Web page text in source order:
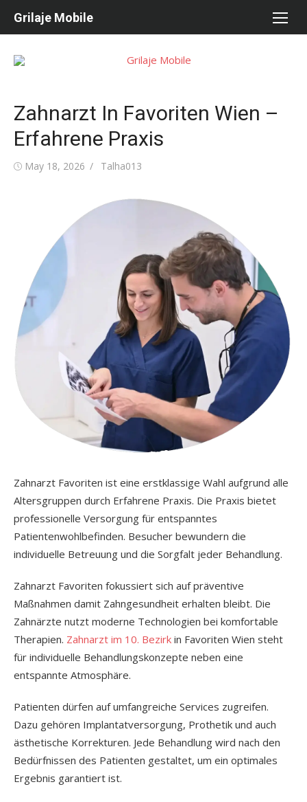
Grilaje Mobile
Zahnarzt In Favoriten Wien –
Erfahrene Praxis
Posted
May 18, 2026 Author
Talha013
Zahnarzt Favoriten ist eine erstklassige Wahl aufgrund alle
Altersgruppen durch Erfahrene Praxis. Die Praxis bietet
professionelle Versorgung für entspanntes
Patientenwohlbefinden. Besucher bewundern die
individuelle Betreuung und die Sorgfalt jeder Behandlung.
Zahnarzt Favoriten fokussiert sich auf präventive
Maßnahmen damit Zahngesundheit erhalten bleibt. Die
Zahnärzte nutzt moderne Technologien bei komfortable
Therapien. Zahnarzt im 10. Bezirk in Favoriten Wien steht
für individuelle Behandlungskonzepte neben eine
entspannte Atmosphäre.
Patienten dürfen auf umfangreiche Services zugreifen.
Dazu gehören Implantatversorgung, Prothetik und auch
ästhetische Korrekturen. Jede Behandlung wird nach den
Bedürfnissen des Patienten gestaltet, um ein optimales
Ergebnis garantiert ist.